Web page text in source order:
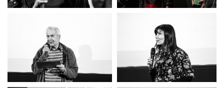
festival du film court